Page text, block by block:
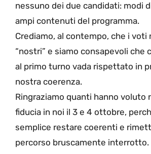
nessuno dei due candidati: modi
ampi contenuti del programma.
Crediamo, al contempo, che i voti
“nostri” e siamo consapevoli che
al primo turno vada rispettato in
nostra coerenza.
Ringraziamo quanti hanno voluto
fiducia in noi il 3 e 4 ottobre,
semplice restare coerenti e
percorso bruscamente interrotto.